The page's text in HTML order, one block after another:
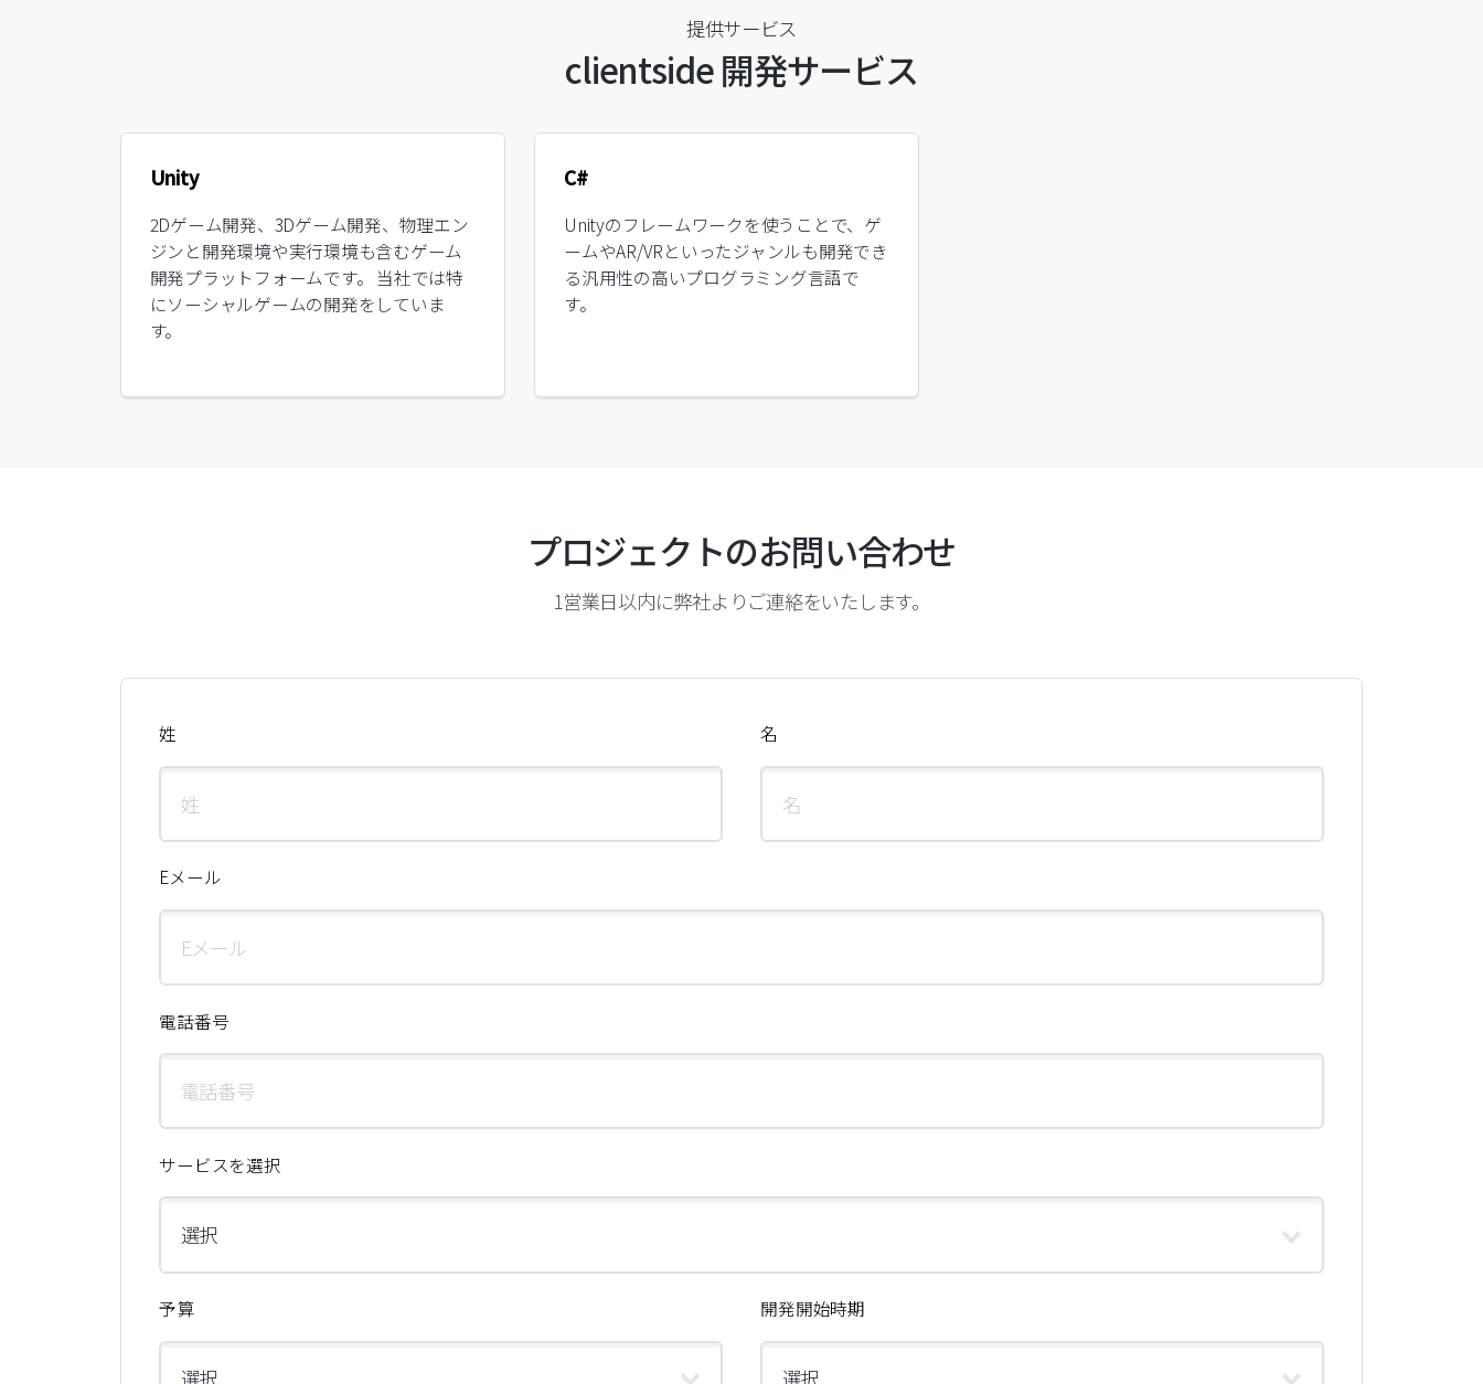
提供サービス
clientside 開発サービス
Unity
2Dゲーム開発、3Dゲーム開発、物理エン
ジンと開発環境や実行環境も含むゲーム
開発プラットフォームです。 当社では特
にソーシャルゲームの開発をしていま
す。
C#
Unityのフレームワークを使うことで、ゲ
ームやAR/VRといったジャンルも開発でき
る汎用性の高いプログラミング言語で
す。
プロジェクトのお問い合わせ
1営業日以内に弊社よりご連絡をいたします。
姓 名
Eメール
電話番号
サービスを選択
予算 開発開始時期